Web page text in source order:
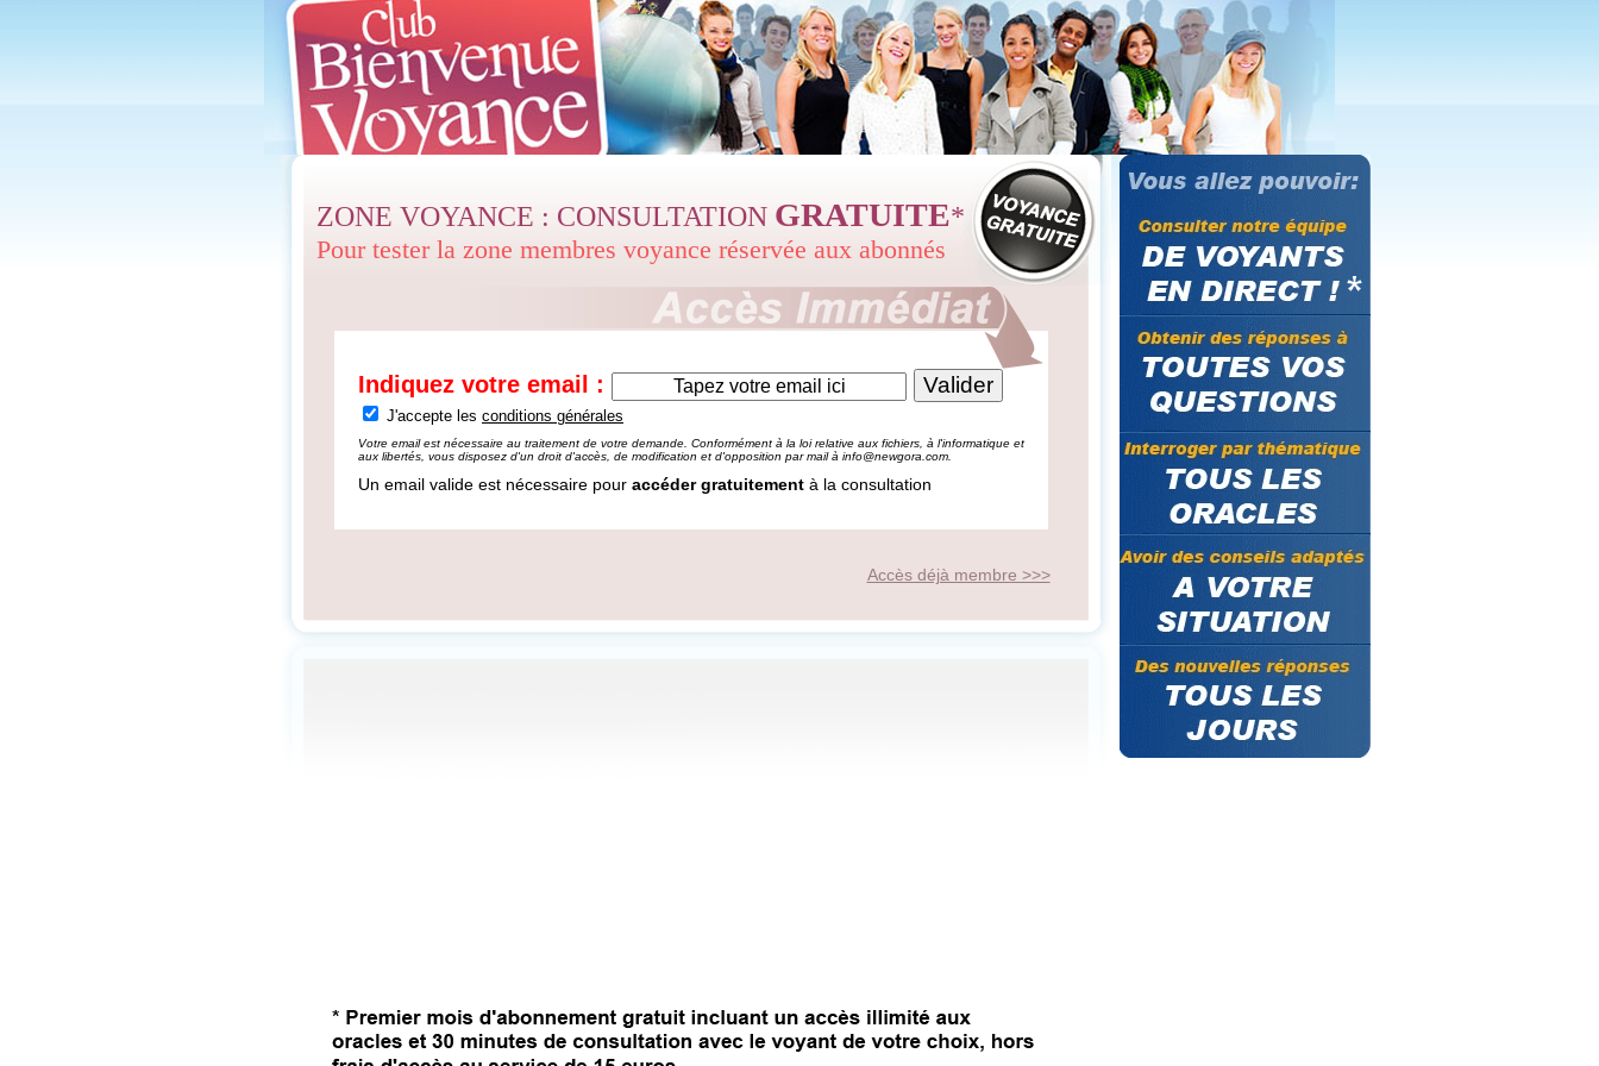
ZONE VOYANCE : CONSULTATION GRATUITE*
Pour tester la zone membres voyance réservée aux abonnés
Indiquez votre email :
J'accepte les conditions générales
Votre email est nécessaire au traitement de votre demande. Conformément à la loi relative aux fichiers, à l'informatique et
aux libertés, vous disposez d'un droit d'accès, de modification et d'opposition par mail à info@newgora.com
Un email valide est nécessaire pour accéder gratuitement à la consultation
Accès déjà membre >>>